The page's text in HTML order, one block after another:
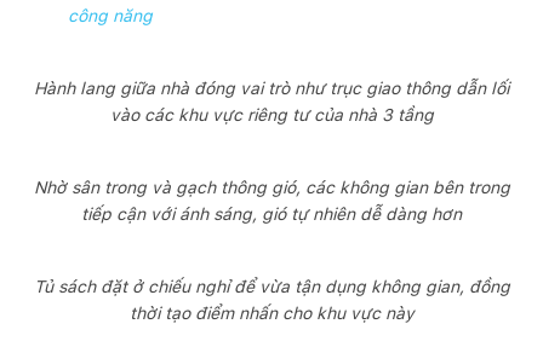
công năng
Hành lang giữa nhà đóng vai trò như trục giao thông dẫn lối
vào các khu vực riêng tư của nhà 3 tầng
Nhờ sân trong và gạch thông gió, các không gian bên trong
tiếp cận với ánh sáng, gió tự nhiên dễ dàng hơn
Tủ sách đặt ở chiếu nghỉ để vừa tận dụng không gian, đồng
thời tạo điểm nhấn cho khu vực này